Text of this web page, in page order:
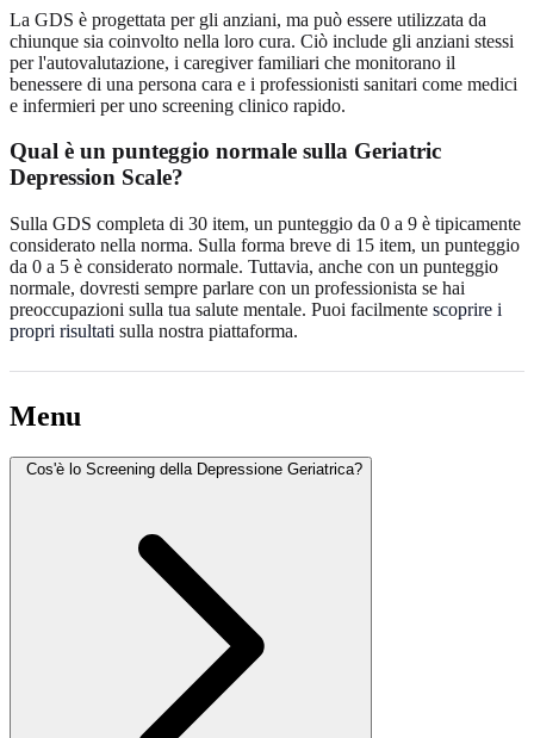
La GDS è progettata per gli anziani, ma può essere utilizzata da
chiunque sia coinvolto nella loro cura. Ciò include gli anziani stessi
per l'autovalutazione, i caregiver familiari che monitorano il
benessere di una persona cara e i professionisti sanitari come medici
e infermieri per uno screening clinico rapido.
Qual è un punteggio normale sulla Geriatric
Depression Scale?
Sulla GDS completa di 30 item, un punteggio da 0 a 9 è tipicamente
considerato nella norma. Sulla forma breve di 15 item, un punteggio
da 0 a 5 è considerato normale. Tuttavia, anche con un punteggio
normale, dovresti sempre parlare con un professionista se hai
preoccupazioni sulla tua salute mentale. Puoi facilmente scoprire i
propri risultati sulla nostra piattaforma.
Menu
Cos'è lo Screening della Depressione Geriatrica?